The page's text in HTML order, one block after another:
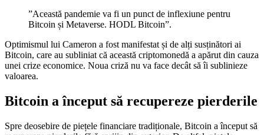
”Această pandemie va fi un punct de inflexiune pentru
Bitcoin și Metaverse. HODL Bitcoin”.
Optimismul lui Cameron a fost manifestat și de alți susținători ai
Bitcoin, care au subliniat că această criptomonedă a apărut din cauza
unei crize economice. Noua criză nu va face decât să îi sublinieze
valoarea.
Bitcoin a început să recupereze pierderile
Spre deosebire de piețele financiare tradiționale, Bitcoin a început să